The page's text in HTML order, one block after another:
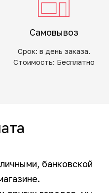
Самовывоз
Срок: в день заказа.
Стоимость: Бесплатно
банковской